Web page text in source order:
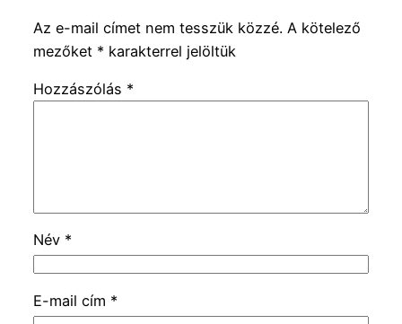
Az e-mail címet nem tesszük közzé. A kötelező
mezőket * karakterrel jelöltük
Hozzászólás *
Név *
E-mail cím *